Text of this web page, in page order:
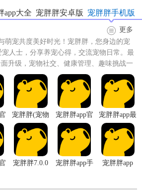
机版
宠胖胖手机版
宠胖胖安卓版
app大全
更多
萌宠共度美好时光！宠胖胖，您身边的宠
人士，分享养宠心得，交流宠物日常。最
升级，宠物社交、健康管理、趣味挑战一
宠胖胖(宠物
培养)
宠胖胖app官
网版
宠胖胖app最
新版
宠胖胖7.0.0
宠胖胖app手
宠胖胖app